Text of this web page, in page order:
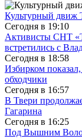
Культурный движ
Сегодня в 19:10
Активисты СНТ
встретились с
Сегодня в 18:58
Избирком показал,
обходчики
Сегодня в 16:57
В Твери
Гагарина
Сегодня в 16:25
Под Вышним